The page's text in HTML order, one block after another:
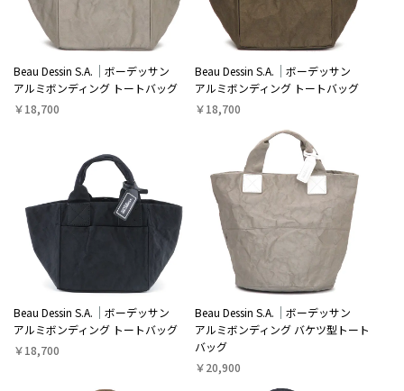
Beau Dessin S.A.
ボーデッサン
アルミボンディング トートバッグ
￥18,700
Beau Dessin S.A.
ボーデッサン
アルミボンディング トートバッグ
￥18,700
Beau Dessin S.A.
ボーデッサン
アルミボンディング トートバッグ
￥18,700
Beau Dessin S.A.
ボーデッサン
アルミボンディング バケツ型トート
バッグ
￥20,900